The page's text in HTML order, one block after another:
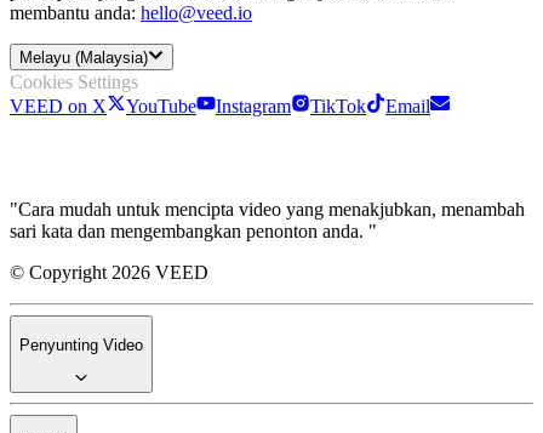
membantu anda: hello@veed.io
Melayu (Malaysia)
Cookies Settings
VEED on X
YouTube Instagram TikTok Email
"Cara mudah untuk mencipta video yang menakjubkan, menambah
sari kata dan mengembangkan penonton anda. "
© Copyright 2026 VEED
Penyunting Video